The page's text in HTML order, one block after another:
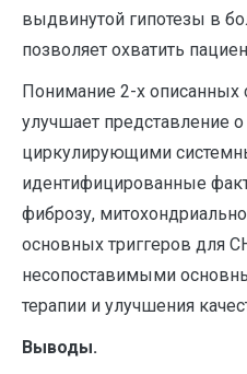
выдвинутой гипотезы в
позволяет охватить
Понимание 2-х описанных
улучшает представление
циркулирующими
идентифицированные
фиброзу,
основных триггеров для
несопоставимыми
терапии и улучшения
Выводы.